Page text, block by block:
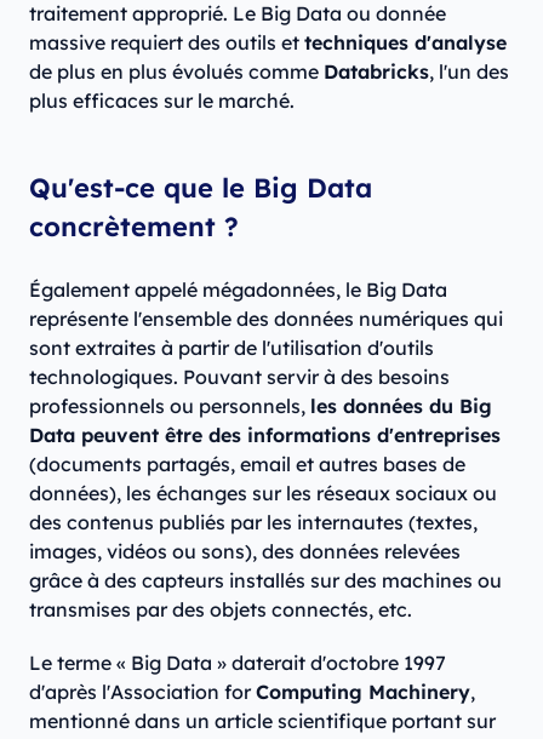
traitement approprié. Le Big Data ou donnée
massive requiert des outils et techniques d'analyse
de plus en plus évolués comme Databricks, l'un des
plus efficaces sur le marché.
Qu'est-ce que le Big Data
concrètement ?
Également appelé mégadonnées, le Big Data
représente l'ensemble des données numériques qui
sont extraites à partir de l'utilisation d'outils
technologiques. Pouvant servir à des besoins
professionnels ou personnels, les données du Big
Data peuvent être des informations d'entreprises
(documents partagés, email et autres bases de
données), les échanges sur les réseaux sociaux ou
des contenus publiés par les internautes (textes,
images, vidéos ou sons), des données relevées
grâce à des capteurs installés sur des machines ou
transmises par des objets connectés, etc.
Le terme « Big Data » daterait d'octobre 1997
d'après l'Association forComputing Machinery,
mentionné dans un article scientifique portant sur